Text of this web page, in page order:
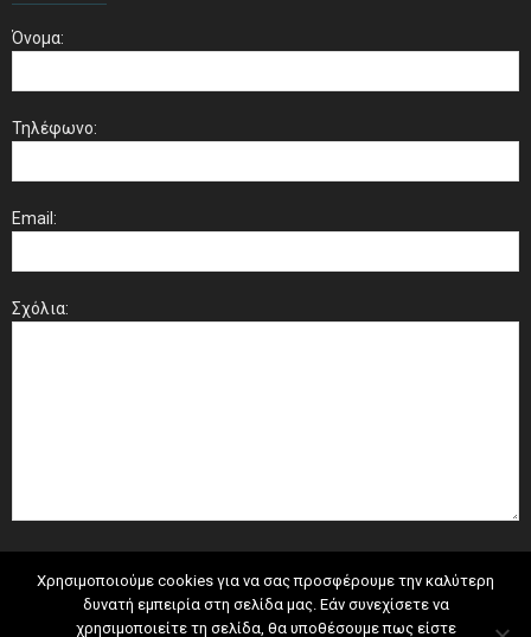
Όνομα:
Τηλέφωνο:
Email:
Σχόλια:
Χρησιμοποιούμε cookies για να σας προσφέρουμε την καλύτερη
δυνατή εμπειρία στη σελίδα μας. Εάν συνεχίσετε να
χρησιμοποιείτε τη σελίδα, θα υποθέσουμε πως είστε